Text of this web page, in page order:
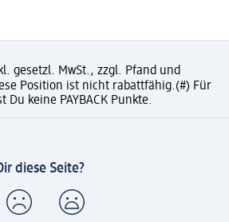
gesetzl. MwSt., zzgl. Pfand und
Position ist nicht rabattfähig.(#) Für
keine PAYBACK Punkte.
diese Seite?